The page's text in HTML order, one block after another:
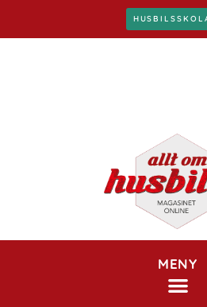
MENY